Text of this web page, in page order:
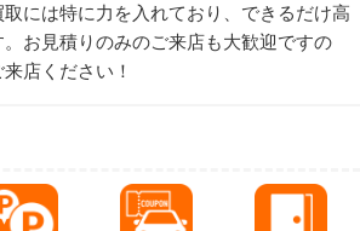
には特に力を入れており、できるだけ高
。お見積りのみのご来店も大歓迎ですの
店ください！